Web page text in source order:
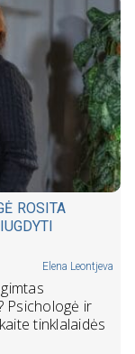
ROSITA
Elena Leontjeva
Psichologė ir
tinklalaidės